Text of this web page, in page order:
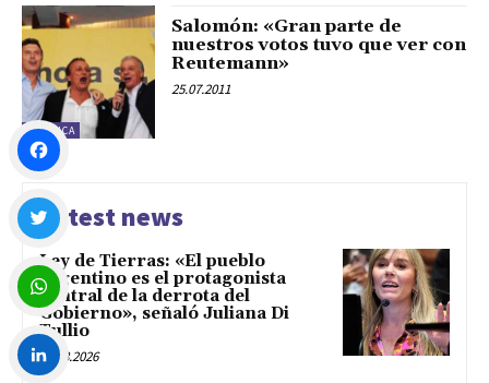
POLÍTICA
Salomón: «Gran parte de
nuestros votos tuvo que ver con
Reutemann»
25.07.2011
Latest news
Ley de Tierras: «El pueblo
argentino es el protagonista
central de la derrota del
Gobierno», señaló Juliana Di
Tullio
06.08.2026
Facebook
Twitter
WhatsApp